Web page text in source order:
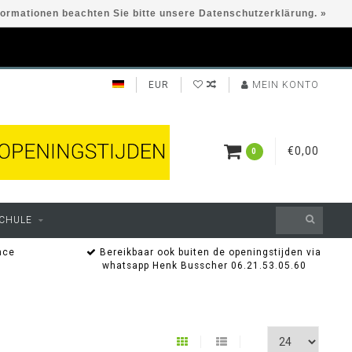
EUR MEIN KONTO
0 €0,00
Bereikbaar ook buiten de openingstijden via
whatsapp Henk Busscher 06.21.53.05.60
beachten Sie bitte unsere Datenschutzerklärung. »